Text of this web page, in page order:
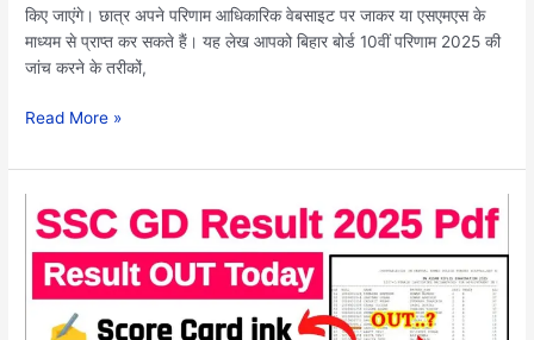
किए जाएंगे। छात्र अपने परिणाम आधिकारिक वेबसाइट पर जाकर या एसएमएस के
माध्यम से प्राप्त कर सकते हैं। यह लेख आपको बिहार बोर्ड 10वीं परिणाम 2025 की
जांच करने के तरीकों,
Read More »
SSC
GD
Result
2025